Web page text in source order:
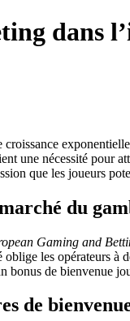
dans
une nécessité pour
que les joueurs
du
Gaming and
les opérateurs à
bonus de bienvenue
de